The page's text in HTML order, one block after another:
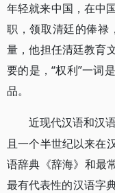
年轻就来中国，在中
职，领取清廷的俸禄
量，他担任清廷教育
要的是，“权利”一词
品。
近现代汉语和汉
且一个半世纪以来在
语辞典《辞海》和最
最有代表性的汉语字